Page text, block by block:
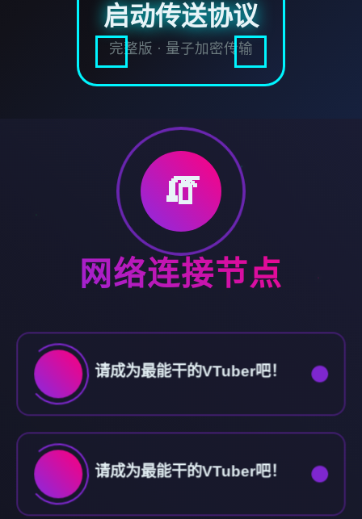
启动传送协议
完整版 · 量子加密传输
🧯
网络连接节点
请成为最能干的VTuber吧！
请成为最能干的VTuber吧！